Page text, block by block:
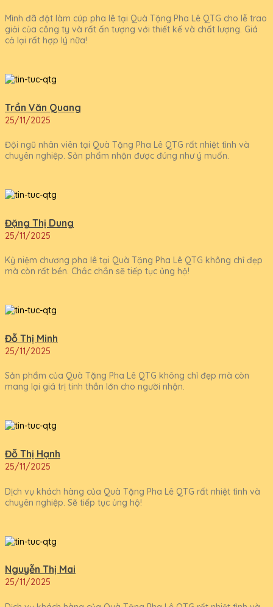
Mình đã đặt làm cúp pha lê tại Quà Tặng Pha Lê QTG cho lễ trao
giải của công ty và rất ấn tượng với thiết kế và chất lượng. Giá
cả lại rất hợp lý nữa!
Trần Văn Quang
25/11/2025
Đội ngũ nhân viên tại Quà Tặng Pha Lê QTG rất nhiệt tình và
chuyên nghiệp. Sản phẩm nhận được đúng như ý muốn.
Đặng Thị Dung
25/11/2025
Kỷ niệm chương pha lê tại Quà Tặng Pha Lê QTG không chỉ đẹp
mà còn rất bền. Chắc chắn sẽ tiếp tục ủng hộ!
Đỗ Thị Minh
25/11/2025
Sản phẩm của Quà Tặng Pha Lê QTG không chỉ đẹp mà còn
mang lại giá trị tinh thần lớn cho người nhận.
Đỗ Thị Hạnh
25/11/2025
Dịch vụ khách hàng của Quà Tặng Pha Lê QTG rất nhiệt tình và
chuyên nghiệp. Sẽ tiếp tục ủng hộ!
Nguyễn Thị Mai
25/11/2025